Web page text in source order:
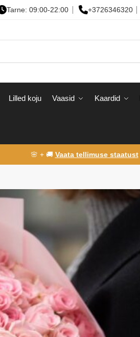
Tarne: 09:00-22:00 +3726346320
Lilled koju Vaasid Kaardid
🌸 + 🚚 Vaata tellimuse staatust